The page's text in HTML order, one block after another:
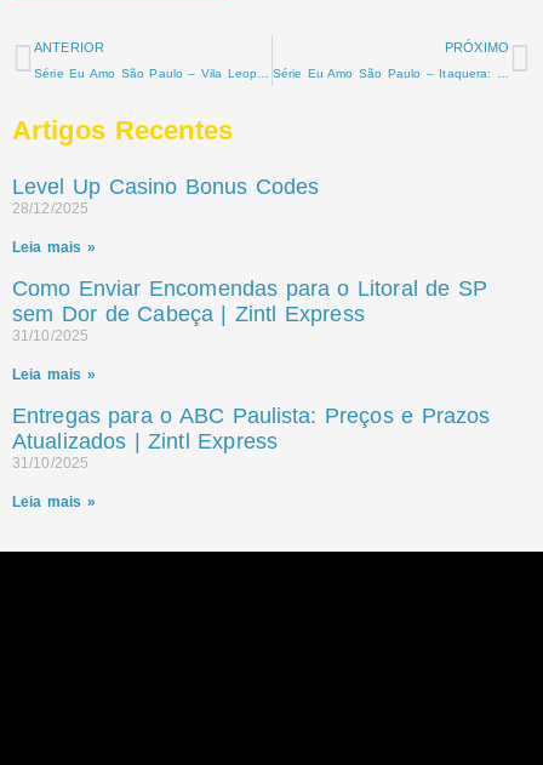
ANTERIOR PRÓXIMO
Artigos Recentes
Level Up Casino Bonus Codes
28/12/2025
Leia mais »
Como Enviar Encomendas para o Litoral de SP
sem Dor de Cabeça | Zintl Express
31/10/2025
Leia mais »
Entregas para o ABC Paulista: Preços e Prazos
Atualizados | Zintl Express
31/10/2025
Leia mais »